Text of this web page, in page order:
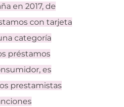
en 2017, de
con tarjeta
categoría
préstamos
es
prestamistas